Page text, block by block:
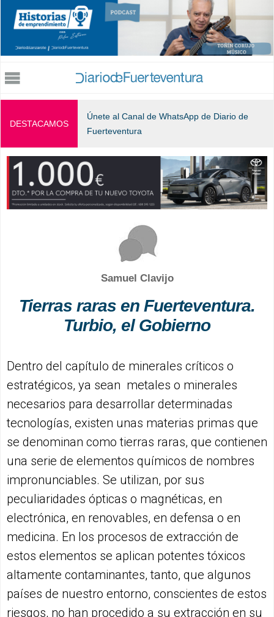
Jump to navigation
DESTACAMOS
Únete al Canal de WhatsApp de Diario de
Fuerteventura
Samuel Clavijo
Tierras raras en Fuerteventura.
Turbio, el Gobierno
Dentro del capítulo de minerales críticos o
estratégicos, ya sean metales o minerales
necesarios para desarrollar determinadas
tecnologías, existen unas materias primas que
se denominan como tierras raras, que contienen
una serie de elementos químicos de nombres
impronunciables. Se utilizan, por sus
peculiaridades ópticas o magnéticas, en
electrónica, en renovables, en defensa o en
medicina. En los procesos de extracción de
estos elementos se aplican potentes tóxicos
altamente contaminantes, tanto, que algunos
países de nuestro entorno, conscientes de estos
riesgos, no han procedido a su extracción en su